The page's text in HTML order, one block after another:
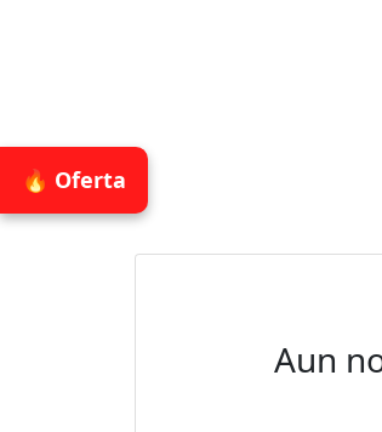
🔥 Oferta
Aun